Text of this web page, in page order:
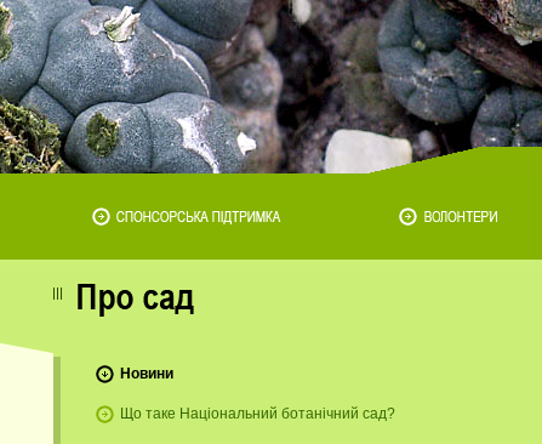
Новини
Що таке Національний ботанічний сад?